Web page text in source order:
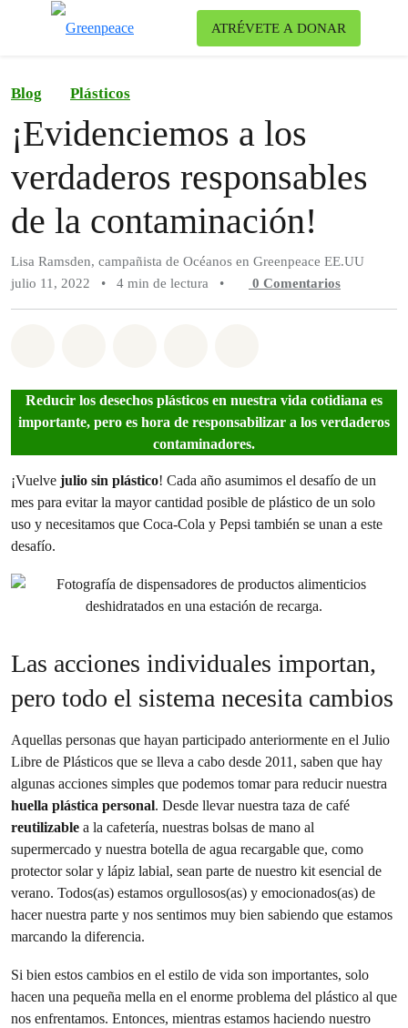
ATRÉVETE A DONAR
Blog Plásticos
¡Evidenciemos a los
verdaderos responsables
de la contaminación!
Lisa Ramsden, campañista de Océanos en Greenpeace EE.UU
julio 11, 2022
• 4 min de lectura • 0 Comentarios
Reducir los desechos plásticos en nuestra vida cotidiana es
importante, pero es hora de responsabilizar a los verdaderos
contaminadores.
¡Vuelve julio sin plástico! Cada año asumimos el desafío de un
mes para evitar la mayor cantidad posible de plástico de un solo
uso y necesitamos que Coca-Cola y Pepsi también se unan a este
desafío.
Las acciones individuales importan,
pero todo el sistema necesita cambios
Aquellas personas que hayan participado anteriormente en el Julio
Libre de Plásticos que se lleva a cabo desde 2011, saben que hay
algunas acciones simples que podemos tomar para reducir nuestra
huella plástica personal. Desde llevar nuestra taza de café
reutilizable a la cafetería, nuestras bolsas de mano al
supermercado y nuestra botella de agua recargable que, como
protector solar y lápiz labial, sean parte de nuestro kit esencial de
verano. Todos(as) estamos orgullosos(as) y emocionados(as) de
hacer nuestra parte y nos sentimos muy bien sabiendo que estamos
marcando la diferencia.
Si bien estos cambios en el estilo de vida son importantes, solo
hacen una pequeña mella en el enorme problema del plástico al que
nos enfrentamos. Entonces, mientras estamos haciendo nuestro